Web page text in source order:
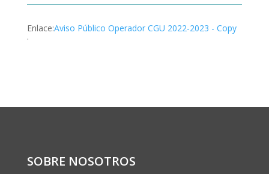
Enlace:
.
Aviso Público Operador CGU 2022-2023 - Copy
SOBRE NOSOTROS